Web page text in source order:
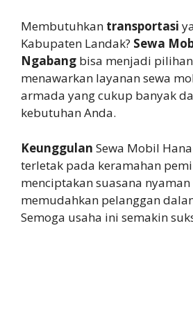
Membutuhkan transportasi
Kabupaten Landak? Sewa
Ngabang bisa menjadi
menawarkan layanan sewa
armada yang cukup banyak
kebutuhan Anda.
Keunggulan Sewa Mobil
terletak pada keramahan
menciptakan suasana
memudahkan pelanggan
Semoga usaha ini semakin